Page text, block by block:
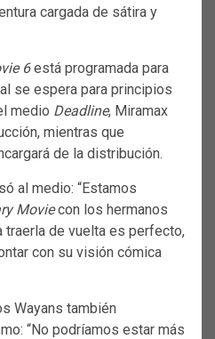
cargada de sátira y
6está programada para
se espera para principios
medio Deadline, Miramax
mientras que
de la distribución.
al medio: “Estamos
Moviecon los hermanos
traerla de vuelta es perfecto,
con su visión cómica
Wayans también
“No podríamos estar más